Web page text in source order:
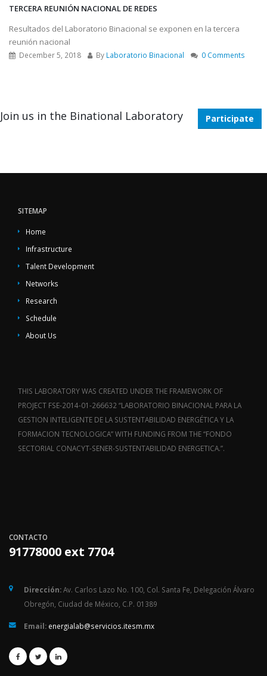
TERCERA REUNIÓN NACIONAL DE REDES
Resultados del Laboratorio Binacional se exponen en la tercera
reunión nacional
December 5, 2018 By Laboratorio Binacional 0 Comments
Join us in the Binational Laboratory Participate
SITEMAP
Home
Infrastructure
Talent Development
Networks
Research
Schedule
About Us
THIS LABORATORY WAS CREATED UNDER THE FRAMEWORK OF
PROJECT FSE-2014-01-266632 “LABORATORIO BINACIONAL PARA LA
GESTION INTELIGENTE DE LA SUSTENTABILIDAD ENERGÉTICA Y LA
FORMACION TECNOLOGICA” WITH FUNDING FROM THE “FONDO
SECTORIAL CONACYT-SENER-SUSTENTABILIDAD ENERGETICA.”.
CONTACTO
91778000 ext 7704
Dirección:Av. Carlos Lazo No. 100, Col. Santa Fe, Delegación Álvaro
Obregón, Ciudad de México, C.P. 01389
Email: energialab@servicios.itesm.mx